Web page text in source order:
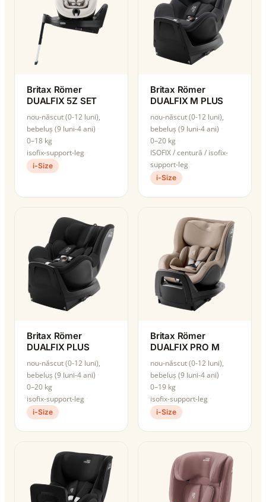
Britax Römer
DUALFIX 5Z SET
nou-născut (0-12 luni),
bebeluș (9 luni-4 ani)
0–18 kg
isofix-support-leg
i-Size
Britax Römer
DUALFIX M PLUS
nou-născut (0-12 luni),
bebeluș (9 luni-4 ani)
0–20 kg
ISOFIX / centură / isofix-
support-leg
i-Size
Britax Römer
DUALFIX PLUS
nou-născut (0-12 luni),
bebeluș (9 luni-4 ani)
0–20 kg
isofix-support-leg
i-Size
Britax Römer
DUALFIX PRO M
nou-născut (0-12 luni),
bebeluș (9 luni-4 ani)
0–19 kg
isofix-support-leg
i-Size